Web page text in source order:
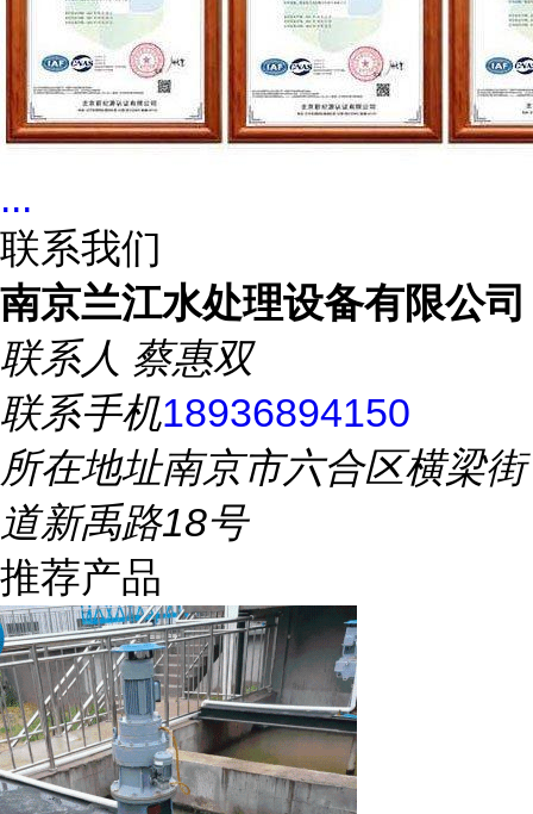
...
联系我们
南京兰江水处理设备有限公司
联系人 蔡惠双
联系手机18936894150
所在地址南京市六合区横梁街
道新禹路18号
推荐产品